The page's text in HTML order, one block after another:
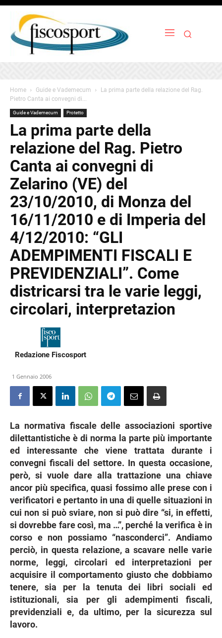
Home Guide e Vademecum
La prima parte della relazione del Rag.
Pietro Canta ai convegni di...
Guide e Vademecum Protetto
La prima parte della
relazione del Rag. Pietro
Canta ai convegni di
Zelarino (VE) del
23/10/2010, di Monza del
16/11/2010 e di Imperia del
4/12/2010: “GLI
ADEMPIMENTI FISCALI E
PREVIDENZIALI”. Come
districarsi tra le varie leggi,
circolari, interpretazion
Redazione Fiscosport
1 Gennaio 2006
La normativa fiscale delle associazioni sportive
dilettantistiche è di norma la parte più importante
ed interessante che viene trattata durante i
convegni fiscali del settore. In questa occasione,
però, si vuole dare alla trattazione una chiave
ancor più specifica, quasi fossimo alle prese con i
verificatori e pertanto in una di quelle situazioni in
cui non si può sviare, non si può dire “si, in effetti,
si dovrebbe fare così, ma …”, perché la verifica è in
corso e non possiamo “nasconderci”. Andiamo
perciò, in questa relazione, a scavare nelle varie
norme, leggi, circolari ed interpretazioni per
acquisire il comportamento giusto che dobbiamo
tenere, sia per la tenuta dei libri sociali ed
istituzionali, sia per gli adempimenti fiscali,
previdenziali e, da ultimo, per la sicurezza sul
lavoro.